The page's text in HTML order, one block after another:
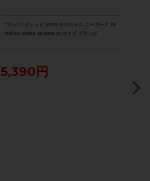
ワンハンドレッド 100% テラテック ニーガード TE
RATEC KNEE GUARD XLサイズ ブラック
5,390円